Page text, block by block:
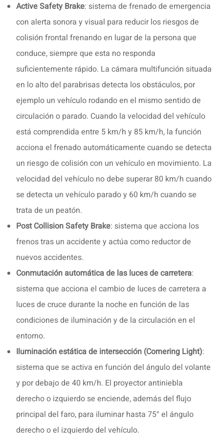
Active Safety Brake: sistema de frenado de emergencia
con alerta sonora y visual para reducir los riesgos de
colisión frontal frenando en lugar de la persona que
conduce, siempre que esta no responda
suficientemente rápido. La cámara multifunción situada
en lo alto del parabrisas detecta los obstáculos, por
ejemplo un vehículo rodando en el mismo sentido de
circulación o parado. Cuando la velocidad del vehículo
está comprendida entre 5 km/h y 85 km/h, la función
acciona el frenado automáticamente cuando se detecta
un riesgo de colisión con un vehículo en movimiento. La
velocidad del vehículo no debe superar 80 km/h cuando
se detecta un vehículo parado y 60 km/h cuando se
trata de un peatón.
Post Collision Safety Brake: sistema que acciona los
frenos tras un accidente y actúa como reductor de
nuevos accidentes.
Conmutación automática de las luces de carretera:
sistema que acciona el cambio de luces de carretera a
luces de cruce durante la noche en función de las
condiciones de iluminación y de la circulación en el
entorno.
Iluminación estática de intersección (Cornering Light):
sistema que se activa en función del ángulo del volante
y por debajo de 40 km/h. El proyector antiniebla
derecho o izquierdo se enciende, además del flujo
principal del faro, para iluminar hasta 75° el ángulo
derecho o el izquierdo del vehículo.